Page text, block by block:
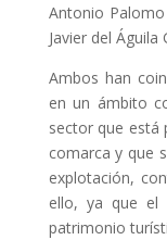
Antonio
Javier del
Ambos han
en un ámbito
sector que está
comarca y que
explotación,
ello, ya que el
patrimonio